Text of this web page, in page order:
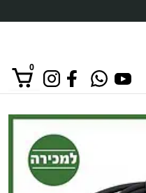
0
אין מוצרים בסל הקניות.